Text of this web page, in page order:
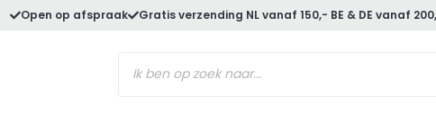
Open op afspraak Gratis verzending NL vanaf 150,- BE & DE vanaf
zoeken